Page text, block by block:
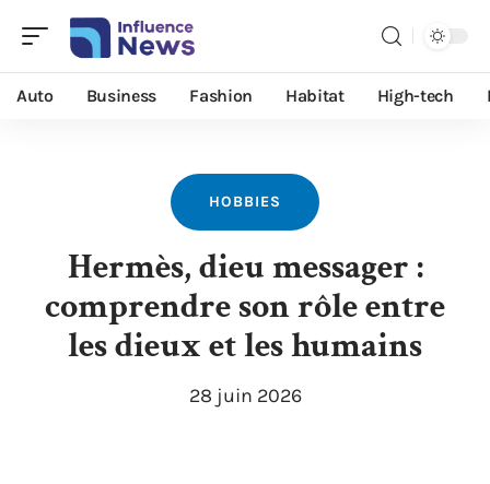
Auto Business Fashion Habitat High-tech
HOBBIES
Hermès, dieu messager :
comprendre son rôle entre
les dieux et les humains
28 juin 2026